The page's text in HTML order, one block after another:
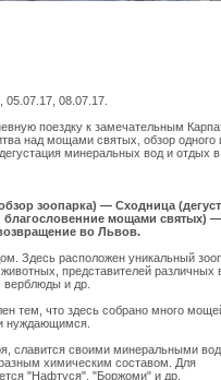
05.07.17, 08.07.17.
поездку к замечательным
над мощами святых, обзор одного
минеральных вод и отдых в
зоопарка) — Сходница
мощами святых) —
во Львов.
Здесь расположен уникальный
представителей различных
и др.
тем, что здесь собрано много
нуждающимся.
славится своими минеральными
химическим составом. Для
"Нафтуся", "Боржоми" и др.